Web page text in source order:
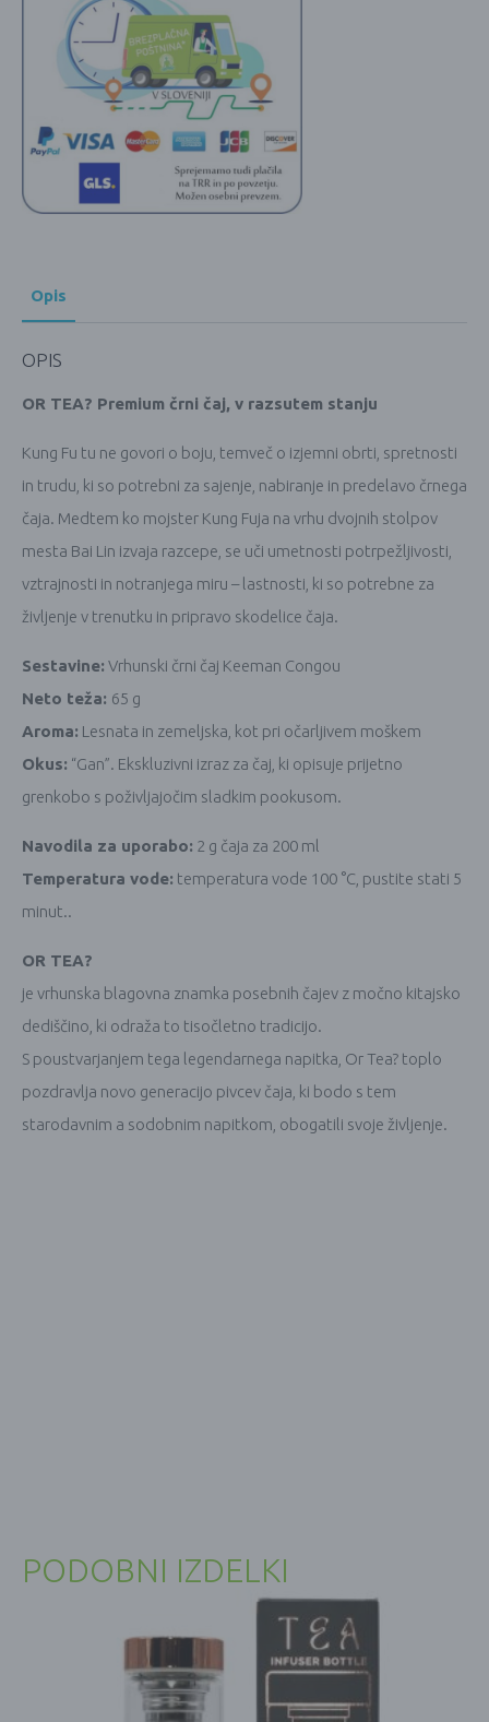
Opis
OPIS
OR TEA? Premium črni čaj, v razsutem stanju
Kung Fu tu ne govori o boju, temveč o izjemni obrti, spretnosti
in trudu, ki so potrebni za sajenje, nabiranje in predelavo črnega
čaja. Medtem ko mojster Kung Fuja na vrhu dvojnih stolpov
mesta Bai Lin izvaja razcepe, se uči umetnosti potrpežljivosti,
vztrajnosti in notranjega miru – lastnosti, ki so potrebne za
življenje v trenutku in pripravo skodelice čaja.
Sestavine: Vrhunski črni čaj Keeman Congou
Neto teža: 65 g
Aroma: Lesnata in zemeljska, kot pri očarljivem moškem
Okus: “Gan”. Ekskluzivni izraz za čaj, ki opisuje prijetno
grenkobo s poživljajočim sladkim pookusom.
Navodila za uporabo: 2 g čaja za 200 ml
Temperatura vode: temperatura vode 100 °C, pustite stati 5
minut..
OR TEA?
je vrhunska blagovna znamka posebnih čajev z močno kitajsko
dediščino, ki odraža to tisočletno tradicijo.
S poustvarjanjem tega legendarnega napitka, Or Tea? toplo
pozdravlja novo generacijo pivcev čaja, ki bodo s tem
starodavnim a sodobnim napitkom, obogatili svoje življenje.
PODOBNI IZDELKI